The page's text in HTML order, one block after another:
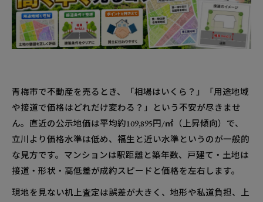
青梅市で不動産を売るとき、「相場はいくら？」「用途地域
や接道で価格はどれだけ変わる？」という不安が尽きませ
ん。直近の公示地価は平均約109,895円/㎡（上昇傾向）で、
立川より価格水準は低め、福生と近い水準というのが一般的
な見方です。マンションは駅距離と築年数、戸建て・土地は
接道・形状・高低差が成約スピードと価格を左右します。
現地を見ない机上査定は誤差が大きく、地形や私道負担、上